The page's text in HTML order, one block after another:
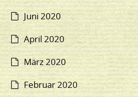
Juni 2020
April 2020
März 2020
Februar 2020